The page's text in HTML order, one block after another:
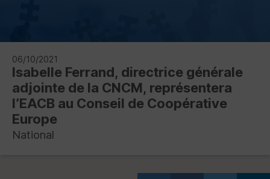
06/10/2021
Isabelle Ferrand, directrice générale
adjointe de la CNCM, représentera
l’EACB au Conseil de Coopérative
Europe
National